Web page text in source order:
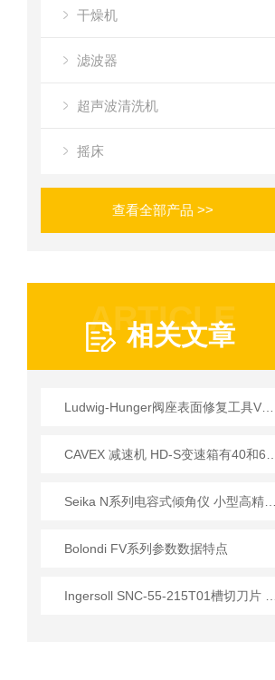
干燥机
滤波器
超声波清洗机
摇床
查看全部产品 >>
ARTICLE
相关文章
Bolondi FV系列参数数据特点